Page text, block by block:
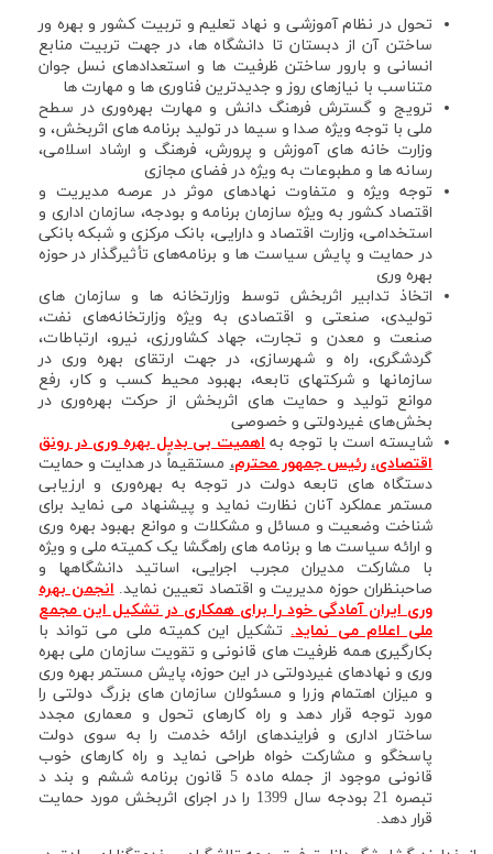
تحول در نظام آموزشی و نهاد تعلیم و تربیت کشور و بهره ور
ساختن آن از دبستان تا دانشگاه ها، در جهت تربیت منابع
انسانی و بارور ساختن ظرفیت ها و استعدادهای نسل جوان
متناسب با نیازهای روز و جدیدترین فناوری ها و مهارت ها
ترویج و گسترش فرهنگ دانش و مهارت بهره‌وری در سطح
ملی با توجه ویژه صدا و سیما در تولید برنامه های اثربخش، و
وزارت خانه های آموزش و پرورش، فرهنگ و ارشاد اسلامی،
رسانه ها و مطبوعات به ویژه در فضای مجازی
توجه ویژه و متفاوت نهادهای موثر در عرصه مدیریت و
اقتصاد کشور به ویژه سازمان برنامه و بودجه، سازمان اداری و
استخدامی، وزارت اقتصاد و دارایی، بانک مرکزی و شبکه بانکی
در حمایت و پایش سیاست ها و برنامه‌های تأثیرگذار در حوزه
بهره وری
اتخاذ تدابیر اثربخش توسط وزارتخانه ها و سازمان های
تولیدی، صنعتی و اقتصادی به ویژه وزارتخانه‌های نفت،
صنعت و معدن و تجارت، جهاد کشاورزی، نیرو، ارتباطات،
گردشگری، راه و شهرسازی، در جهت ارتقای بهره وری در
سازمانها و شرکتهای تابعه، بهبود محیط کسب و کار، رفع
موانع تولید و حمایت های اثربخش از حرکت بهره‌وری در
بخش‌های غیردولتی و خصوصی
شایسته است با توجه بهاهمیت بی بدیل بهره وری در رونق
اقتصادی، رئیس جمهور محترم،مستقیماً در هدایت و حمایت
دستگاه های تابعه دولت در توجه به بهره‌وری و ارزیابی
مستمر عملکرد آنان نظارت نماید و پیشنهاد می نماید برای
شناخت وضعیت و مسائل و مشکلات و موانع بهبود بهره وری
و ارائه سیاست ها و برنامه های راهگشا یک کمیته ملی و ویژه
با مشارکت مدیران مجرب اجرایی، اساتید دانشگاهها و
صاحبنظران حوزه مدیریت و اقتصاد تعیین نماید.انجمن بهره
وری ایران آمادگی خود را برای همکاری در تشکیل این مجمع
ملی اعلام می نماید.تشکیل این کمیته ملی می تواند با
بکارگیری همه ظرفیت های قانونی و تقویت سازمان ملی بهره
وری و نهادهای غیردولتی در این حوزه، پایش مستمر بهره وری
و میزان اهتمام وزرا و مسئولان سازمان های بزرگ دولتی را
مورد توجه قرار دهد و راه کارهای تحول و معماری مجدد
ساختار اداری و فرایندهای ارائه خدمت را به سوی دولت
پاسخگو و مشارکت خواه طراحی نماید و راه کارهای خوب
قانونی موجود از جمله ماده 5 قانون برنامه ششم و بند د
تبصره 21 بودجه سال 1399 را در اجرای اثربخش مورد حمایت
قرار دهد.